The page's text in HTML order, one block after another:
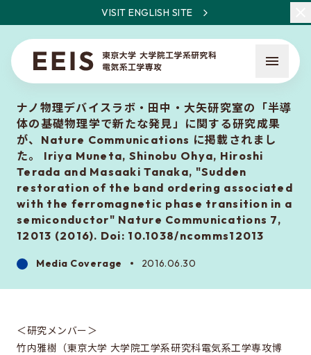
VISIT ENGLISH SITE
What is EEIS
Faculty Members / Research Areas
News
About the entrance examination
Orientation for the entrance examination
ナノ物理デバイスラボ・田中・大矢研究室の「半導
体の基礎物理学で新たな発見」に関する研究成果
が、Nature Communications に掲載されまし
た。 Iriya Muneta, Shinobu Ohya, Hiroshi
Terada and Masaaki Tanaka, "Sudden
restoration of the band ordering associated
with the ferromagnetic phase transition in a
semiconductor" Nature Communications 7,
12013 (2016). Doi: 10.1038/ncomms12013
Media Coverage 2016.06.30
＜研究メンバー＞
竹内雅樹（東京大学 大学院工学系研究科電気系工学専攻博